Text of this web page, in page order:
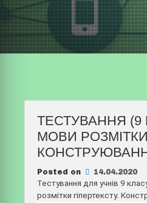
ТЕСТУВАННЯ
МОВИ РОЗМІТКИ
Posted on 14.04.2020
Тестування для учнів 9
розмітки гіпертексту.